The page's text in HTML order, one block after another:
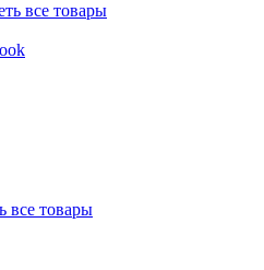
все товары
все товары